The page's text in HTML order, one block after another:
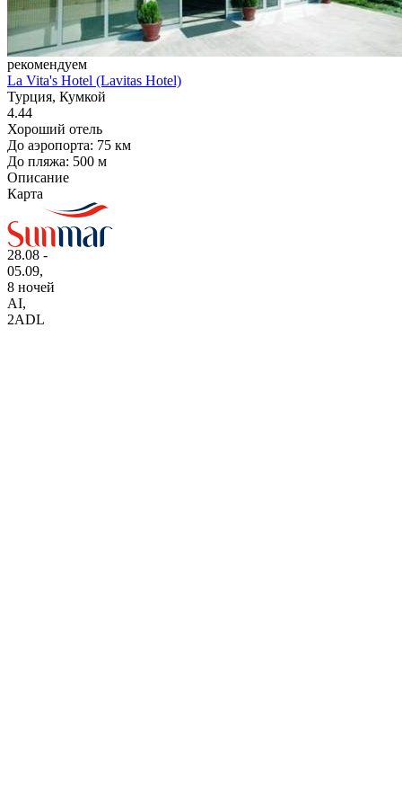
рекомендуем
La Vita's Hotel (Lavitas Hotel)
Турция, Кумкой
4.44
Хороший отель
До аэропорта: 75 км
До пляжа: 500 м
Описание
Карта
28.08 -
05.09,
8 ночей
AI,
2ADL